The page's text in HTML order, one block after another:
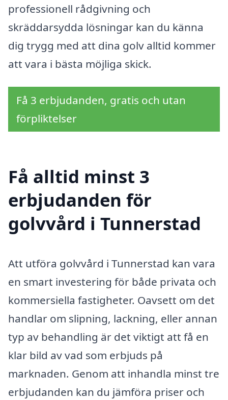
professionell rådgivning och
skräddarsydda lösningar kan du känna
dig trygg med att dina golv alltid kommer
att vara i bästa möjliga skick.
Få 3 erbjudanden, gratis och utan
förpliktelser
Få alltid minst 3
erbjudanden för
golvvård i Tunnerstad
Att utföra golvvård i Tunnerstad kan vara
en smart investering för både privata och
kommersiella fastigheter. Oavsett om det
handlar om slipning, lackning, eller annan
typ av behandling är det viktigt att få en
klar bild av vad som erbjuds på
marknaden. Genom att inhandla minst tre
erbjudanden kan du jämföra priser och